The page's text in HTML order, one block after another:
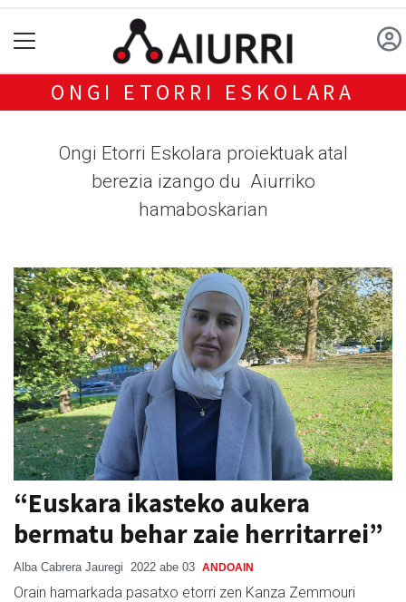
ONGI ETORRI ESKOLARA
Ongi Etorri Eskolara proiektuak atal
berezia izango du Aiurriko
hamaboskarian
“Euskara ikasteko aukera
bermatu behar zaie herritarrei”
Alba Cabrera Jauregi 2022 abe 03 ANDOAIN
Orain hamarkada pasatxo etorri zen Kanza Zemmouri